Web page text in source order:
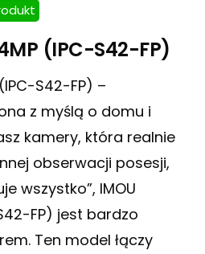
(IPC-S42-FP)
S42-FP) –
z myślą o domu i
kamery, która realnie
obserwacji posesji,
wszystko”, IMOU
FP) jest bardzo
Ten model łączy